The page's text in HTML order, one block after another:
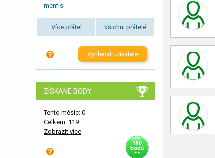
menfis
Více přátel Všichni přátelé
Vyhledat uživatele
ZÍSKANÉ BODY
Tento měsíc: 0
Celkem: 119
Zobrazit více